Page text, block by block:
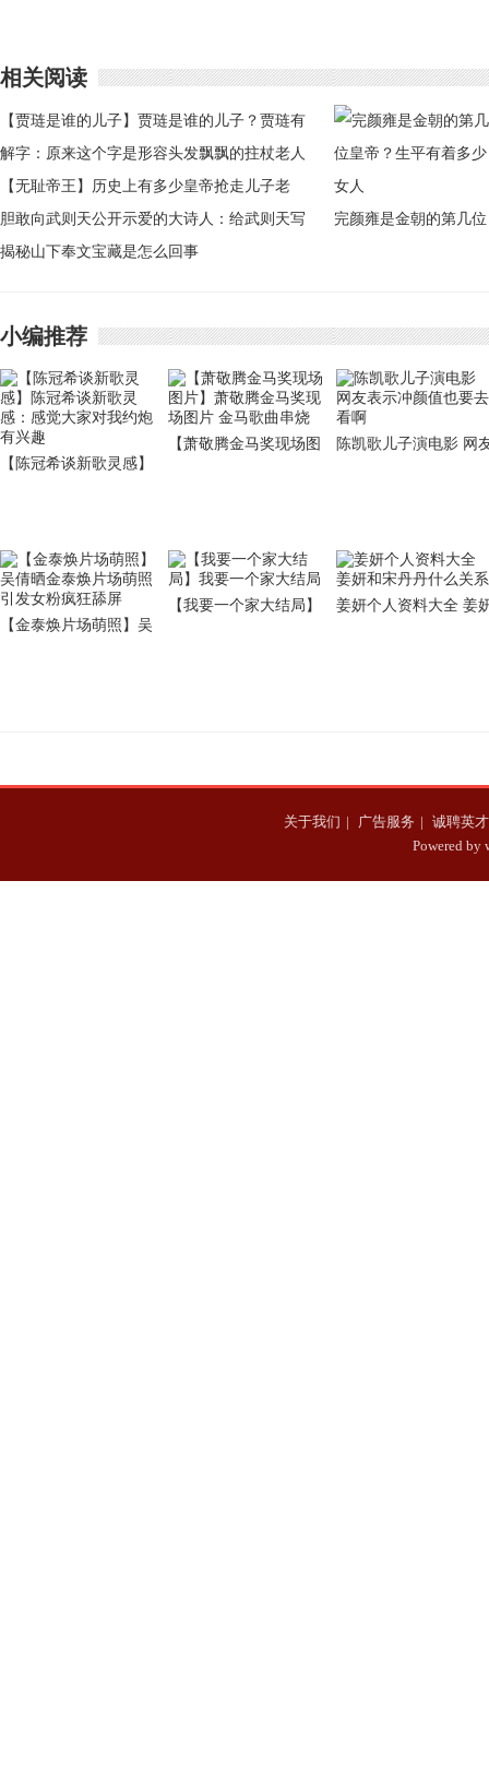
相关阅读
【贾琏是谁的儿子】贾琏是谁的儿子？贾琏有
没有私吞黛玉的家产
解字：原来这个字是形容头发飘飘的拄杖老人
【无耻帝王】历史上有多少皇帝抢走儿子老
婆？五大最无耻帝王
胆敢向武则天公开示爱的大诗人：给武则天写
情诗
揭秘山下奉文宝藏是怎么回事
完颜雍是金朝的第几位
小编推荐
【陈冠希谈新歌灵感】
【萧敬腾金马奖现场图
陈凯歌儿子演电影 网
【金泰焕片场萌照】吴
【我要一个家大结局】
姜妍个人资料大全 姜
关于我们 | 广告服务 | 诚聘英才
Powered by